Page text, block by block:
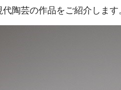
陶芸の作品をご紹介します